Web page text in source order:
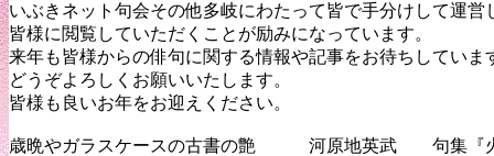
いぶきネット句会その他多岐にわたって皆で手分けして運営
皆様に閲覧していただくことが励みになっています。
来年も皆様からの俳句に関する情報や記事をお待ちしていま
どうぞよろしくお願いいたします。
皆様も良いお年をお迎えください。
歳晩やガラスケースの古書の艶 河原地英武 句集『